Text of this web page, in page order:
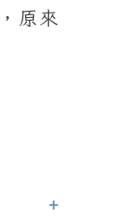
原來
+